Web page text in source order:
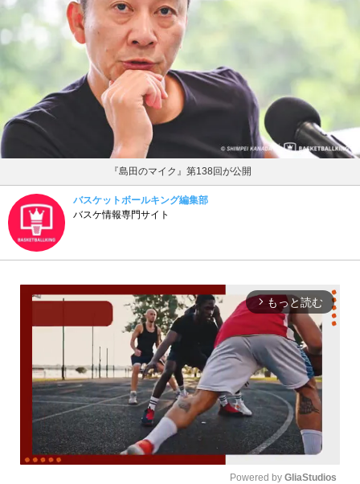
『島田のマイク』第138回が公開
バスケットボールキング編集部
バスケ情報専門サイト
arrow_forward_ios もっと読む
Powered by GliaStudios